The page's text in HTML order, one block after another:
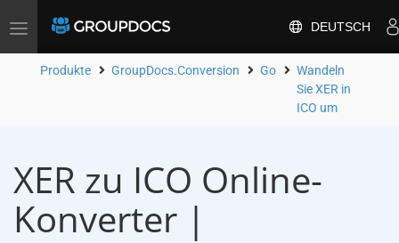
Toggle
DEUTSCH
Produkte GroupDocs.Conversion Go
Wandeln
Sie XER in
ICO um
XER zu ICO Online-
Konverter |